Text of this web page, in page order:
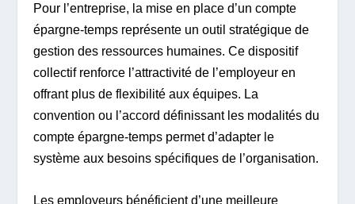
Pour l’entreprise, la mise en place d’un compte
épargne-temps représente un outil stratégique de
gestion des ressources humaines. Ce dispositif
collectif renforce l’attractivité de l’employeur en
offrant plus de flexibilité aux équipes. La
convention ou l’accord définissant les modalités du
compte épargne-temps permet d’adapter le
système aux besoins spécifiques de l’organisation.
Les employeurs bénéficient d’une meilleure